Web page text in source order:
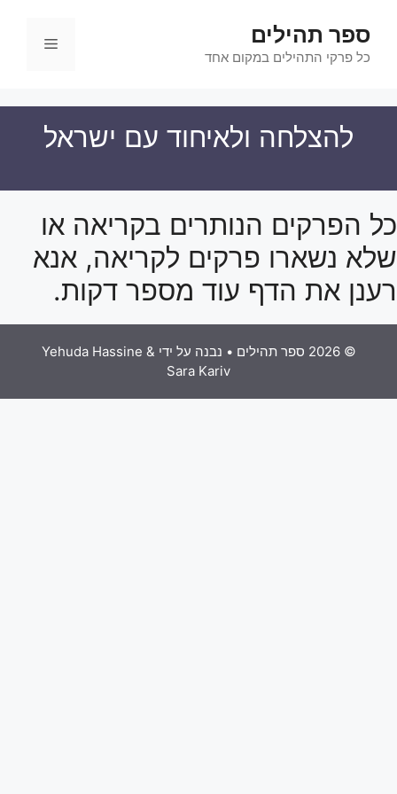
לתוכןספר תהילים
כל פרקי התהילים במקום אחד
תפריט
להצלחה ולאיחוד עם ישראל
כל הפרקים הנותרים בקריאה או
שלא נשארו פרקים לקריאה, אנא
רענן את הדף עוד מספר דקות.
© 2026 ספר תהילים • נבנה על ידי Yehuda Hassine &
Sara Kariv